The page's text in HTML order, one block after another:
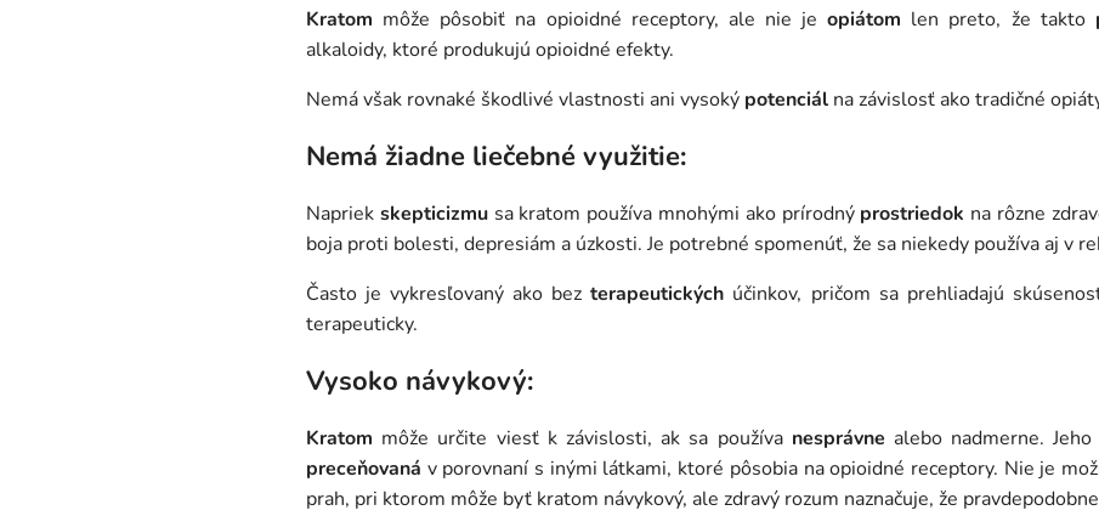
Kratom môže pôsobiť na opioidné receptory, ale nie jeopiátom len preto, že takto
alkaloidy, ktoré produkujú opioidné efekty.
Nemá však rovnaké škodlivé vlastnosti ani vysoký potenciál na závislosť ako tradičné
Nemá žiadne liečebné využitie:
Napriek skepticizmusa kratom používa mnohými ako prírodný prostriedok na rôzne
boja proti bolesti, depresiám a úzkosti. Je potrebné spomenúť, že sa niekedy používa aj v
Často je vykresľovaný ako bezterapeutických účinkov, pričom sa prehliadajú
terapeuticky.
Vysoko návykový:
Kratom môže určite viesť k závislosti, ak sa používa nesprávne alebo nadmerne.
preceňovaná v porovnaní s inými látkami, ktoré pôsobia na opioidné receptory. Nie je
prah, pri ktorom môže byť kratom návykový, ale zdravý rozum naznačuje, že